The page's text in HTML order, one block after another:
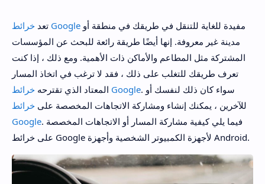
تعد خرائط Google
مدينة غير معروفة. إنها أيضًا طريقة رائعة للبحث عن المؤسسات
المشتركة مثل المطاعم والأماكن ذات الأهمية. ومع ذلك ، إذا كنت
تعرف طريقك للتغلب على ذلك ، فقد لا ترغب في اتخاذ المسار
المعتاد الذي تقترحه خرائط Google. سواء كان ذلك لنفسك أو
للآخرين ، يمكنك إنشاء ومشاركة الاتجاهات المخصصة على خرائط
Google. فيما يلي كيفية مشاركة المسار أو الاتجاهات المخصصة
على خرائط Google لأجهزة الكمبيوتر الشخصية وأجهزة Android.